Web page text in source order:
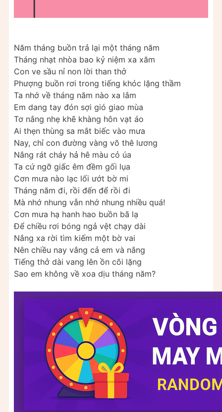
Năm tháng buồn trả lại một tháng năm
Tháng nhạt nhòa bao kỷ niệm xa xăm
Con ve sầu nỉ non lời than thở
Phượng buồn rơi trong tiếng khóc lặng thầm
Ta nhớ về tháng năm nào xa lắm
Em dang tay đón sợi gió giao mùa
Tơ nắng nhẹ khẽ khàng hôn vạt áo
Ai thẹn thùng sa mắt biếc vào mưa
Nay, chỉ con đường vàng võ thê lương
Nắng rát cháy hả hê màu cỏ úa
Ta cứ ngỡ giấc êm đềm gối lụa
Cơn mưa nào lạc lối ướt bờ mi
Tháng năm đi, rồi đến để rồi đi
Mà nhớ nhung vẫn nhớ nhung nhiều quá!
Cơn mưa hạ hanh hao buồn bã lạ
Để chiều rơi bóng ngả vệt chạy dài
Nắng xa rời tìm kiếm một bờ vai
Nên chiều nay vắng cả em và nắng
Tiếng thở dài vang lên ồn cõi lặng
Sao em không về xoa dịu tháng năm?